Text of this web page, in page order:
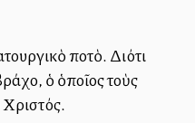
ποτὸ. Διότι
ὁ ὁποῖος τοὺς